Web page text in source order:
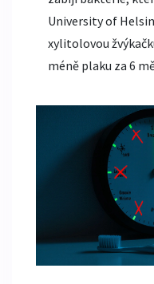
University of
xylitolovou
méně plaku za 6